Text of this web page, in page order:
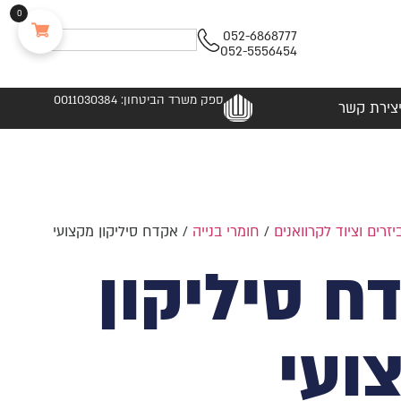
052-6868777
052-5556454
יצירת קשר ספק משרד הביטחון: 0011030384
וציוד לקרוואנים / חומרי בנייה / אקדח סיליקון מקצועי
סיליקון
0